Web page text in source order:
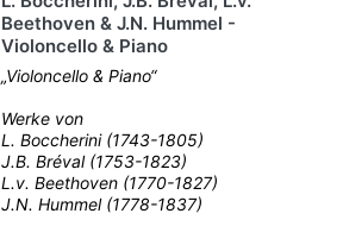
Beethoven & J.N. Hummel -
Violoncello & Piano
„Violoncello & Piano“
Werke von
L. Boccherini (1743-1805)
J.B. Bréval (1753-1823)
L.v. Beethoven (1770-1827)
J.N. Hummel (1778-1837)